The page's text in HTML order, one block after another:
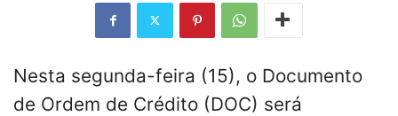
Nesta segunda-feira (15), o Documento
de Ordem de Crédito (DOC) será